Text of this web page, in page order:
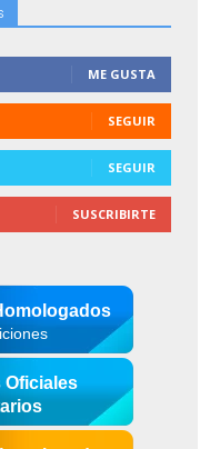
ME GUSTA
SEGUIR
SEGUIR
SUSCRIBIRTE
Oficiales